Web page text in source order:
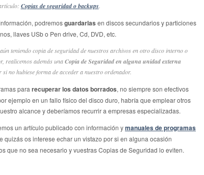
Copias de seguridad o backups
podremosguardarlas en discos secundarios y particiones
llaves USb o Pen drive, Cd, DVD, etc.
teniendo copia de seguridad de nuestros archivos en otro disco interno o
realicemos además unaCopia de Seguridad en alguna unidad externa
no hubiese forma de acceder a nuestro ordenador.
para recuperar los datos borrados, no siempre son efectivos
ejemplo en un fallo físico del disco duro, habría que emplear otros
alcance y deberíamos recurrir a empresas especializadas.
un artículo publicado con información ymanuales de programas
quizás os interese echar un vistazo por si en alguna ocasión
que no sea necesario y vuestras Copias de Seguridad lo eviten.